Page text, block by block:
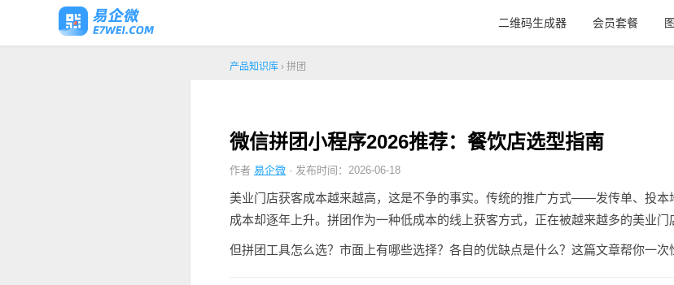
二维码生成器 会员套餐
产品知识库 › 拼团
微信拼团小程序2026推荐：餐饮店选型指南
作者 易企微 · 发布时间：2026-06-18
美业门店获客成本越来越高，这是不争的事实。传统的推广方式——发传单、投
成本却逐年上升。拼团作为一种低成本的线上获客方式，正在被越来越多的美业门
但拼团工具怎么选？市面上有哪些选择？各自的优缺点是什么？这篇文章帮你一次